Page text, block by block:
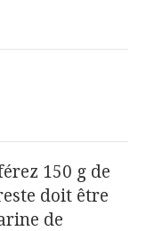
150 g de
doit être
de